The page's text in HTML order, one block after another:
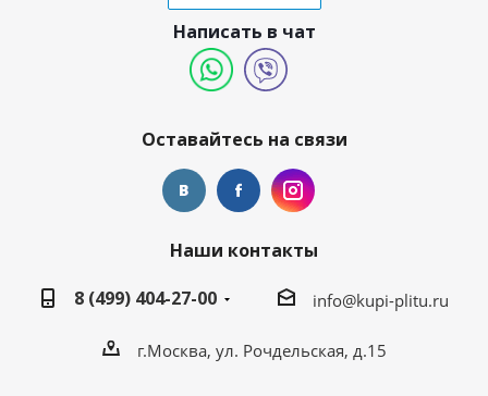
Написать в чат
Оставайтесь на связи
Наши контакты
8 (499) 404-27-00
info@kupi-plitu.ru
г.Москва, ул. Рочдельская, д.15